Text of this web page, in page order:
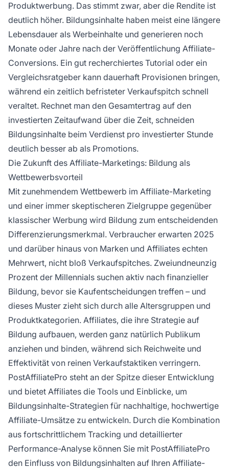
Produktwerbung. Das stimmt zwar, aber die Rendite ist
deutlich höher. Bildungsinhalte haben meist eine längere
Lebensdauer als Werbeinhalte und generieren noch
Monate oder Jahre nach der Veröffentlichung Affiliate-
Conversions. Ein gut recherchiertes Tutorial oder ein
Vergleichsratgeber kann dauerhaft Provisionen bringen,
während ein zeitlich befristeter Verkaufspitch schnell
veraltet. Rechnet man den Gesamtertrag auf den
investierten Zeitaufwand über die Zeit, schneiden
Bildungsinhalte beim Verdienst pro investierter Stunde
deutlich besser ab als Promotions.
Die Zukunft des Affiliate-Marketings: Bildung als
Wettbewerbsvorteil
Mit zunehmendem Wettbewerb im Affiliate-Marketing
und einer immer skeptischeren Zielgruppe gegenüber
klassischer Werbung wird Bildung zum entscheidenden
Differenzierungsmerkmal. Verbraucher erwarten 2025
und darüber hinaus von Marken und Affiliates echten
Mehrwert, nicht bloß Verkaufspitches. Zweiundneunzig
Prozent der Millennials suchen aktiv nach finanzieller
Bildung, bevor sie Kaufentscheidungen treffen – und
dieses Muster zieht sich durch alle Altersgruppen und
Produktkategorien. Affiliates, die ihre Strategie auf
Bildung aufbauen, werden ganz natürlich Publikum
anziehen und binden, während sich Reichweite und
Effektivität von reinen Verkaufstaktiken verringern.
PostAffiliatePro steht an der Spitze dieser Entwicklung
und bietet Affiliates die Tools und Einblicke, um
Bildungsinhalte-Strategien für nachhaltige, hochwertige
Affiliate-Umsätze zu entwickeln. Durch die Kombination
aus fortschrittlichem Tracking und detaillierter
Performance-Analyse können Sie mit PostAffiliatePro
den Einfluss von Bildungsinhalten auf Ihren Affiliate-